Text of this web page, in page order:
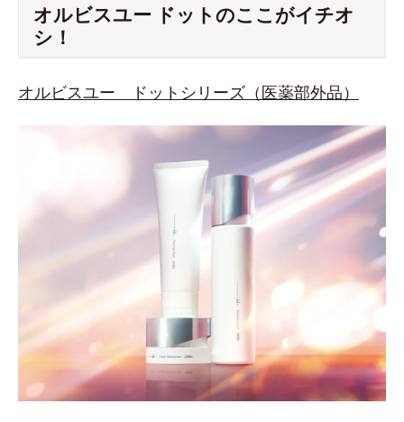
オルビスユー ドットのここがイチオ
シ！
オルビスユー ドットシリーズ（医薬部外品）